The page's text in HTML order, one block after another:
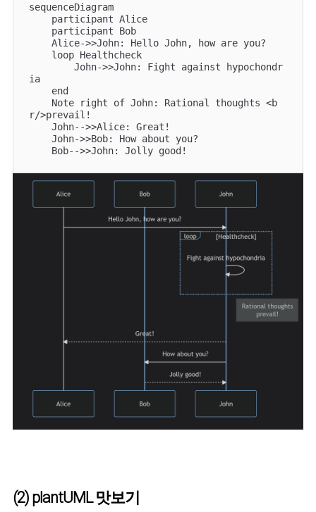
sequenceDiagram
participant Alice
participant Bob
Alice->>John: Hello John, how are you?
loop Healthcheck
John->>John: Fight against hypochondr
ia
end
Note right of John: Rational thoughts <b
r/>prevail!
John-->>Alice: Great!
John->>Bob: How about you?
Bob-->>John: Jolly good!
(2) plantUML 맛보기